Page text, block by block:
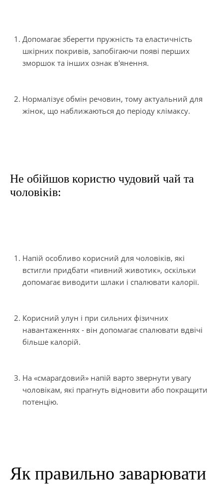
Допомагає зберегти пружність та еластичність
шкірних покривів, запобігаючи появі перших
зморшок та інших ознак в'янення.
Нормалізує обмін речовин, тому актуальний для
жінок, що наближаються до періоду клімаксу.
Не обійшов користю чудовий чай та
чоловіків:
Напій особливо корисний для чоловіків, які
встигли придбати «пивний животик», оскільки
допомагає виводити шлаки і спалювати калорії.
Корисний улун і при сильних фізичних
навантаженнях - він допомагає спалювати вдвічі
більше калорій.
На «смарагдовий» напій варто звернути увагу
чоловікам, які прагнуть відновити або покращити
потенцію.
Як правильно заварювати